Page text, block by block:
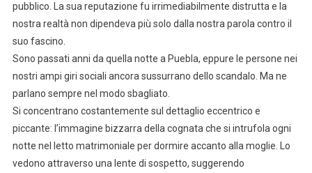
pubblico. La sua reputazione fu irrimediabilmente distrutta e la
nostra realtà non dipendeva più solo dalla nostra parola contro il
suo fascino.
Sono passati anni da quella notte a Puebla, eppure le persone nei
nostri ampi giri sociali ancora sussurrano dello scandalo. Ma ne
parlano sempre nel modo sbagliato.
Si concentrano costantemente sul dettaglio eccentrico e
piccante: l’immagine bizzarra della cognata che si intrufola ogni
notte nel letto matrimoniale per dormire accanto alla moglie. Lo
vedono attraverso una lente di sospetto, suggerendo